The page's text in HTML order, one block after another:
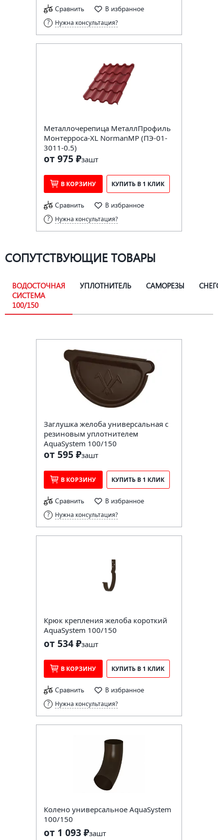
Сравнить В избранное
Нужна консультация?
Металлочерепица МеталлПрофиль
Монтерроса-XL NormanMP (ПЭ-01-
3011-0.5)
от 975 ₽зашт
В КОРЗИНУ КУПИТЬ В 1 КЛИК
Сравнить В избранное
Нужна консультация?
СОПУТСТВУЮЩИЕ ТОВАРЫ
ВОДОСТОЧНАЯ
СИСТЕМА
100/150
УПЛОТНИТЕЛЬ САМОРЕЗЫ
Заглушка желоба универсальная с
резиновым уплотнителем
AquaSystem 100/150
от 595 ₽зашт
В КОРЗИНУ КУПИТЬ В 1 КЛИК
Сравнить В избранное
Нужна консультация?
Крюк крепления желоба короткий
AquaSystem 100/150
от 534 ₽зашт
В КОРЗИНУ КУПИТЬ В 1 КЛИК
Сравнить В избранное
Нужна консультация?
Колено универсальное AquaSystem
100/150
от 1 093 ₽зашт